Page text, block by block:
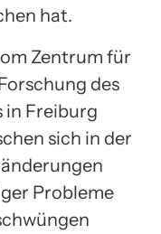
hat.
Zentrum für
des
in Freiburg
sich in der
Probleme